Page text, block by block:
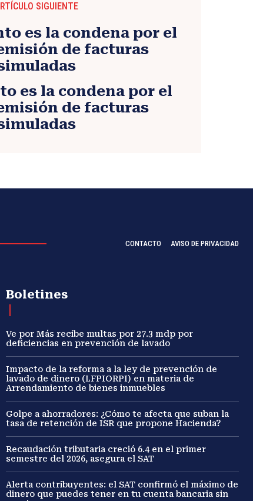
SIGUIENTE
es la condena por el
de facturas
CONTACTO AVISO DE PRIVACIDAD
Boletines
Ve por Más recibe multas por 27.3 mdp por
deficiencias en prevención de lavado
Impacto de la reforma a la ley de prevención de
lavado de dinero (LFPIORPI) en materia de
Arrendamiento de bienes inmuebles
Golpe a ahorradores: ¿Cómo te afecta que suban la
tasa de retención de ISR que propone Hacienda?
Recaudación tributaria creció 6.4 en el primer
semestre del 2026, asegura el SAT
Alerta contribuyentes: el SAT confirmó el máximo de
dinero que puedes tener en tu cuenta bancaria sin